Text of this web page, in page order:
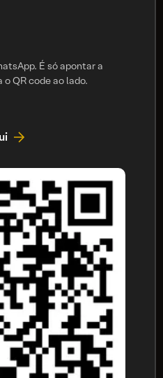
É só apontar a
QR code ao lado.